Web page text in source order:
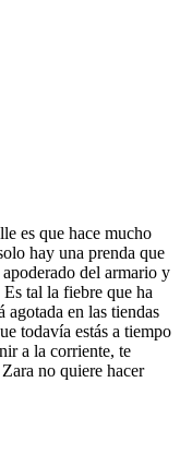
es que hace mucho
hay una prenda que
apoderado del armario y
tal la fiebre que ha
agotada en las tiendas
todavía estás a tiempo
a la corriente, te
no quiere hacer